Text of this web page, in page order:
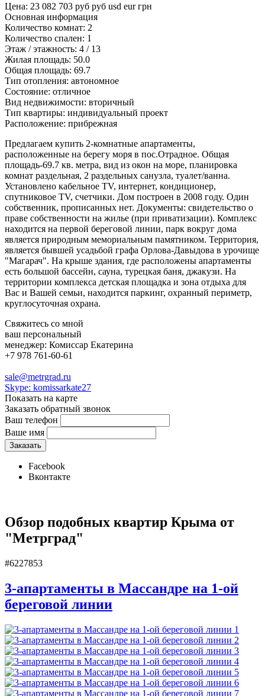
Цена: 23 082 703 руб руб usd eur грн
Основная информация
Количество комнат: 2
Количество спален: 1
Этаж / этажность: 4 / 13
Жилая площадь: 50.0
Общая площадь: 69.7
Тип отопления: автономное
Состояние: отличное
Вид недвижимости: вторичный
Тип квартиры: индивидуальный проект
Расположение: прибрежная
Предлагаем купить 2-комнатные апартаменты,
расположенные на берегу моря в пос.Отрадное. Общая
площадь-69.7 кв. метра, вид из окон на море, планировка
комнат раздельная, 2 раздельных санузла, туалет/ванна.
Установлено кабельное TV, интернет, кондиционер,
спутниковое TV, счетчики. Дом построен в 2008 году. Один
собственник, прописанных нет. Документы: свидетельство о
праве собственности на жилье (при приватизации). Комплекс
находится на первой береговой линии, парк вокруг дома
является природным мемориальным памятником. Территория,
является бывшей усадьбой графа Орлова-Давыдова в урочище
"Магарач". На крыше здания, где расположены апартаменты
есть большой бассейн, сауна, турецкая баня, джакузи. На
территории комплекса детская площадка и зона отдыха для
Вас и Вашей семьи, находится паркинг, охранный периметр,
круглосуточная охрана.
Свяжитесь со мной
ваш персональный
менеджер: Комиссар Екатерина
+7 978 761-60-61
sale@metrgrad.ru
Skype: komissarkate27
Показать на карте
Заказать обратный звонок
Ваш телефон
Ваше имя
Facebook
Вконтакте
Обзор подобных квартир Крыма от
"Метрград"
#6227853
3-апартаменты в Массандре на 1-ой
береговой линии
1
2
3
4
5
6
7